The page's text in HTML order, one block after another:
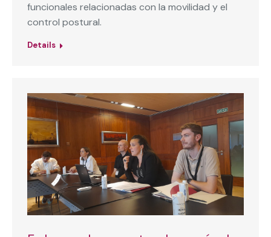
funcionales relacionadas con la movilidad y el
control postural.
Details